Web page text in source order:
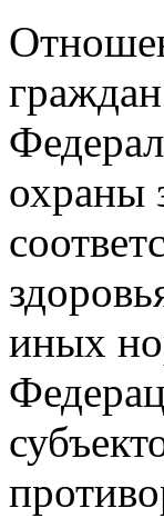
охраны
иных